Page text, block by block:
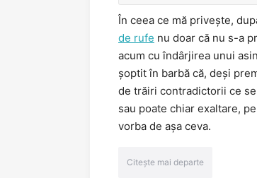
În ceea ce mă privește,
de rufe nu doar că nu s-a
acum cu îndârjirea unui
șoptit în barbă că, deși
de trăiri contradictorii ce
sau poate chiar exaltare,
vorba de așa ceva.
Citește mai departe